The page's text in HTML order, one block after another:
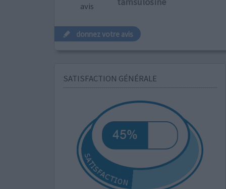
avis
donnez votre avis
SATISFACTION GÉNÉRALE